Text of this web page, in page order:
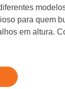
para quem
em altura.